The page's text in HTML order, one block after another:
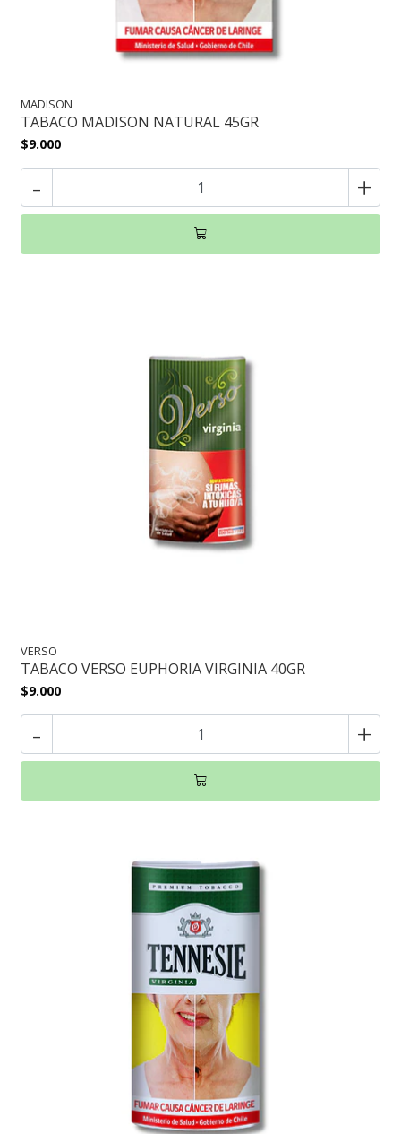
MADISON
TABACO MADISON NATURAL 45GR
$9.000
- +
VERSO
TABACO VERSO EUPHORIA VIRGINIA 40GR
$9.000
- +